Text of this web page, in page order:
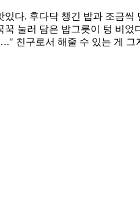
있다. 후다닥 챙긴 밥과 조금
꾹 눌러 담은 밥그릇이 텅 비
친구로서 해줄 수 있는 게 그